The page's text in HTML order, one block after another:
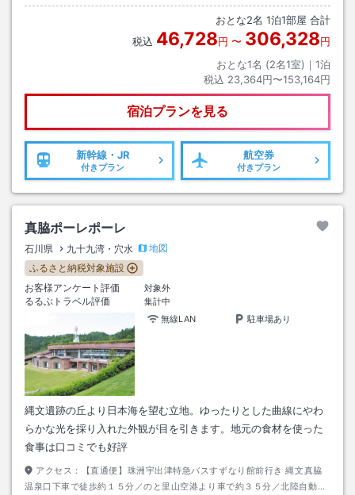
５:４９着 ◆のと里山空港１６:１０発（内浦総合支所前行き） → 九十九
おとな2名 1泊1部屋 合計
税込 46,728円 〜 306,328円
おとな1名 (2名1室)｜ 1泊
税込 23,364円〜153,164円
宿泊プランを見る
新幹線・JR
付きプラン
航空券
付きプラン
真脇ポーレポーレ
石川県 九十九湾・穴水
地図
ふるさと納税対象施設
お客様アンケート評価
対象外
るるぶトラベル評価
集計中
無線LAN
駐車場あり
縄文遺跡の丘より日本海を望む立地。ゆったりとした曲線にやわ
らかな光を採り入れた外観が目を引きます。地元の食材を使った
食事は口コミでも好評
アクセス：
【直通便】珠洲宇出津特急バスすずなり館前行き 縄文真脇
温泉口下車で徒歩約１５分／のと里山空港より車で約３５分／北陸自動車